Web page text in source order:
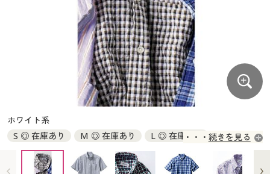
ジュニア・ティーンズ下着
大きいサイズ レディース服
大きいサイズ レディース下着
大きいサイズ メンズ
大きいサイズ 事務・制服
シークレットセール
商品カテゴリ一覧
カタログ・チラシからのご注文
デジタルカタログ
大きいサイズ レディース下着
大きいサイズ メンズ
大きいサイズ 事務・制服
シークレットセール
商品カテゴリ一覧
カタログ・チラシからのご注文
デジタルカタログ
カタログ無料プレゼント
ホワイト系
S ◎ 在庫あり
M ◎ 在庫あり
L ◎ 在庫あり
LL ◎ 在庫あり
3L ◎ 在庫あり
5L ◎ 在庫あり
7L ◎ 在庫あり
続きを見る